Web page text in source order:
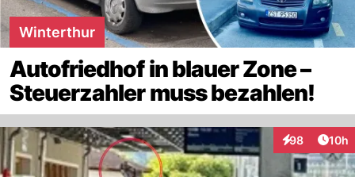
Winterthur
Autofriedhof in blauer Zone –
Steuerzahler muss bezahlen!
98
Interaktionen
10h